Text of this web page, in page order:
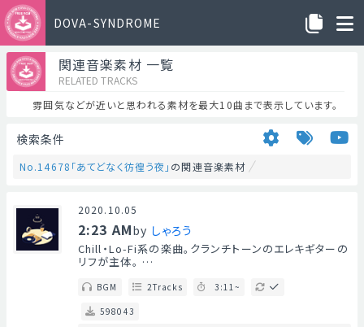
DOVA-SYNDROME
関連音楽素材 一覧
RELATED TRACKS
雰囲気などが近いと思われる素材を最大10曲まで表示しています。
検索条件
No.14678「あてどなく彷徨う夜」 の関連音楽素材
2020.10.05
2:23 AMby しゃろう
Chill・Lo-Fi系の楽曲。クランチトーンのエレキギターの
リフが主体。 …
BGM 2Tracks
3:11~
598043